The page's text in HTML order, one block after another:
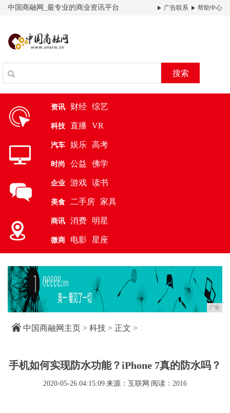
中国商融网_最专业的商业资讯平台 广告联系 帮助中心
搜索
资讯 财经 综艺
科技 直播 VR
汽车 娱乐 高考
时尚 公益 佛学
企业 游戏 读书
美食 二手房 家具
商讯 消费 明星
微商 电影 星座
广告
中国商融网主页 > 科技 > 正文 >
手机如何实现防水功能？iPhone 7真的防水吗？
2020-05-26 04:15:09 来源：互联网 阅读：2016